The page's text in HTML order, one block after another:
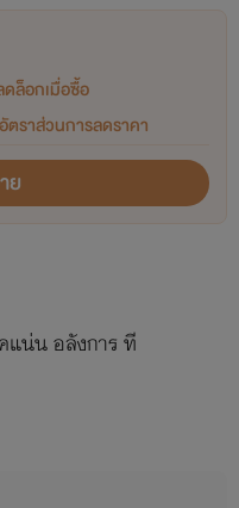
ล็อกเมื่อซื้อ
ตราส่วนการลดราคา
ย
น่น อลังการ ที